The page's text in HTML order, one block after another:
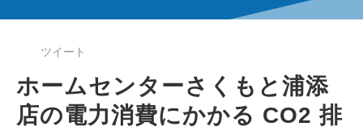
省エネ手法
よくあるご質問
ツイート
ホームセンターさくもと浦添
店の電力消費にかかる CO2 排